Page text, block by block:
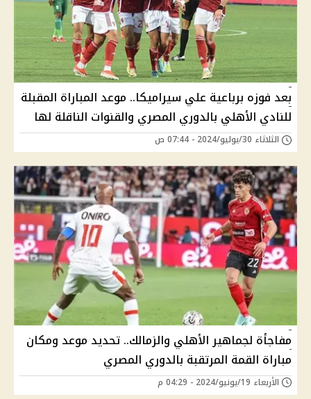
بعد فوزه برباعية علي سيراميكا.. موعد المباراة المقبلة
للنادي الأهلي بالدوري المصري والقنوات الناقلة لها
الثلاثاء 30/يوليو/2024 - 07:44 ص
مفاجأة لجماهير الأهلي والزمالك.. تحديد موعد ومكان
مباراة القمة المرتقبة بالدوري المصري
الأربعاء 19/يونيو/2024 - 04:29 م